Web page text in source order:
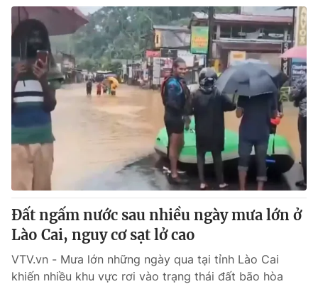
THỜI BÁO VTV
Theo dõi báo trên
Cơ quan chủ quản:Đài Truyền hình Việt Nam
Cơ quan báo chí:
Thời báo VTV
Giấy phép hoạt động báo in và báo điện tử số 483/GP-BTTTT
cấp ngày 29/12/2023
Tổng Biên tập:
Vũ Thanh Thủy
Phó Tổng Biên tập:Nguyễn Thị Mỹ Hạnh, Phạm Quốc Thắng,
Nguyễn Trọng Ninh
Tổng đài VTV:024.38 355 931 - 024.38 355 932
Ðiện thoại Thời báo VTV:
024.66 897 897
Email: toasoan@vtv.vn
Đất ngấm nước sau nhiều ngày mưa lớn ở
Lào Cai, nguy cơ sạt lở cao
VTV.vn - Mưa lớn những ngày qua tại tỉnh Lào Cai
khiến nhiều khu vực rơi vào trạng thái đất bão hòa